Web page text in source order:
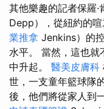
其他樂趣的記者保羅
Depp），從紐約的
業推拿 Jenkins）的
水平。 當然，這也就
中升起。 醫美皮膚科
世，一支童年籃球隊
後，他們將從家人到